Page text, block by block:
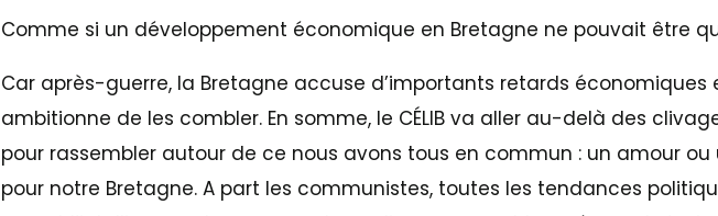
Comme si un développement économique en Bretagne ne pouvait être
Car après-guerre, la Bretagne accuse d’importants retards économiques
ambitionne de les combler. En somme, le CÉLIB va aller au-delà des
pour rassembler autour de ce nous avons tous en commun : un amour ou
pour notre Bretagne. A part les communistes, toutes les tendances